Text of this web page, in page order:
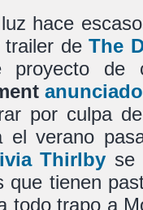
hace
trailer deThe
proyecto de
por culpa
el verano
Thirlby se
que tienen
todo trapo a